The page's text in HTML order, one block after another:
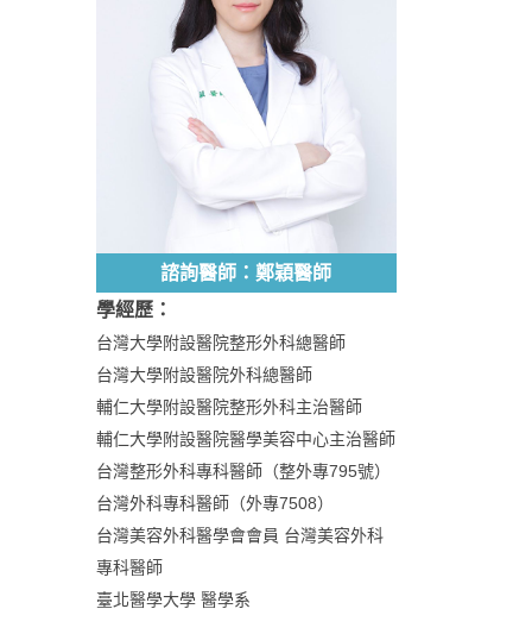
諮詢醫師：鄭穎醫師
學經歷：
台灣大學附設醫院整形外科總醫師
台灣大學附設醫院外科總醫師
輔仁大學附設醫院整形外科主治醫師
輔仁大學附設醫院醫學美容中心主治醫師
台灣整形外科專科醫師（整外專795號）
台灣外科專科醫師（外專7508）
台灣美容外科醫學會會員 台灣美容外科
專科醫師
臺北醫學大學 醫學系